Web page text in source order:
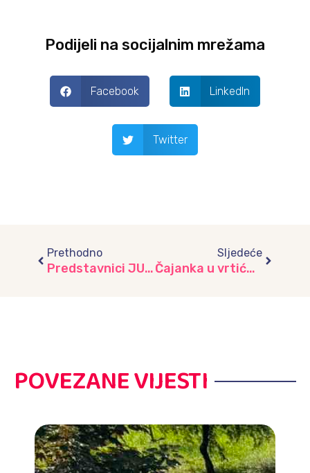
Podijeli na socijalnim mrežama
Facebook LinkedIn
Twitter
Prethodno
Predstavnici JU “Djeca Sarajeva” na XIII Međunarodnoj stručnoj konferenciji „Igra djece i odraslih u zatvorenim i otvorenim prostorima“
Sljedeće
Čajanka u vrtiću „Iskrica“ povodom Dječije nedjelje
POVEZANE VIJESTI